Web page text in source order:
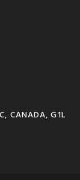
CANADA, G1L